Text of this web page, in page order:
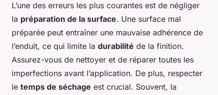
L’une des erreurs les plus courantes est de négliger
la préparation de la surface. Une surface mal
préparée peut entraîner une mauvaise adhérence de
l’enduit, ce qui limite la durabilité de la finition.
Assurez-vous de nettoyer et de réparer toutes les
imperfections avant l’application. De plus, respecter
le temps de séchage est crucial. Souvent, la